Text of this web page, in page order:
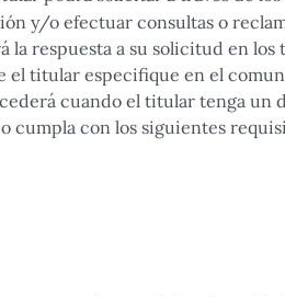
y/o efectuar consultas o
respuesta a su solicitud en los
el titular especifique en el
cuando el titular tenga un
cumpla con los siguientes